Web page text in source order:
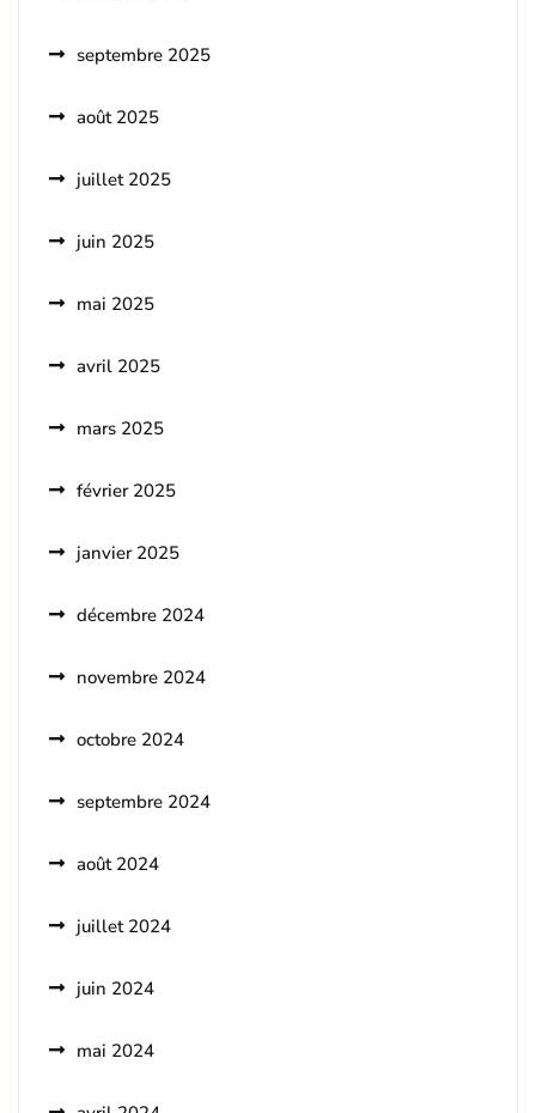
septembre 2025
août 2025
juillet 2025
juin 2025
mai 2025
avril 2025
mars 2025
février 2025
janvier 2025
décembre 2024
novembre 2024
octobre 2024
septembre 2024
août 2024
juillet 2024
juin 2024
mai 2024